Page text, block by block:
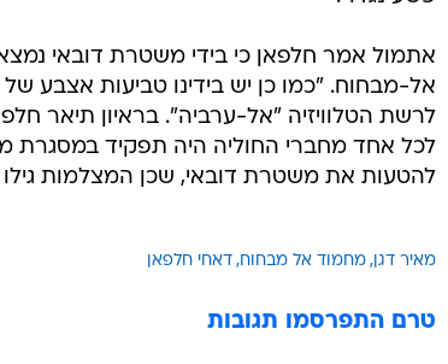
אתמול אמר חלפאן כי בידי משטרת דובאי
אל-מבחוח. "כמו כן יש בידינו טביעות אצבע
לרשת הטלוויזיה "אל-ערביה". בראיון תיאר
לכל אחד מחברי החוליה היה תפקיד במסגרת
להטעות את משטרת דובאי, שכן המצלמות
מאיר דגן מחמוד אל מבחוח דאחי חלפאן
טרם התפרסמו תגובות